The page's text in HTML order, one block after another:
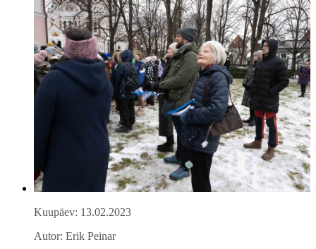
Kuupäev: 13.02.2023
Autor: Erik Peinar